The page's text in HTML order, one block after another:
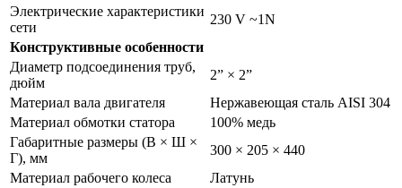
Электрические характеристики
сети
230 V ~1N
Конструктивные особенности
Диаметр подсоединения труб,
дюйм
2” × 2”
Материал вала двигателя
Нержавеющая сталь AISI 304
Материал обмотки статора
100% медь
Габаритные размеры (В × Ш ×
Г), мм
300 × 205 × 440
Материал рабочего колеса
Латунь